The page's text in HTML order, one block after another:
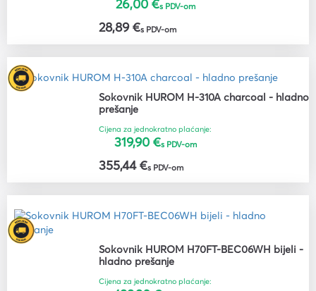
26,00 €s PDV-om
28,89 €s PDV-om
Sokovnik HUROM H-310A charcoal - hladno
prešanje
Cijena za jednokratno plaćanje:
319,90 €s PDV-om
355,44 €s PDV-om
Sokovnik HUROM H70FT-BEC06WH bijeli -
hladno prešanje
Cijena za jednokratno plaćanje: